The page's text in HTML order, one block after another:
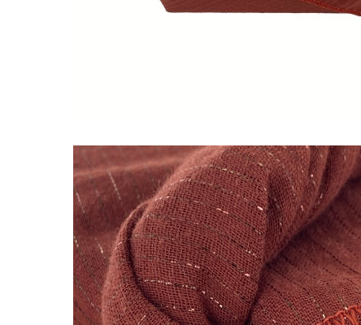
LIVRAISON OFFERTE EN BOUTIQUE